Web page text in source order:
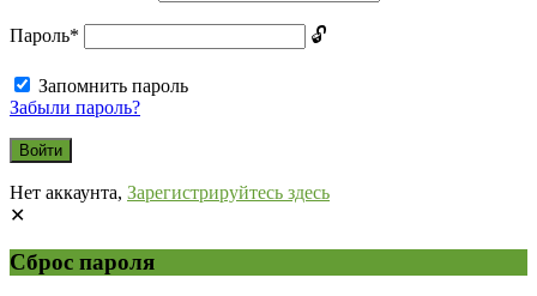
Пароль*
Запомнить пароль
Забыли пароль?
Нет аккаунта, Зарегистрируйтесь здесь
Сброс пароля